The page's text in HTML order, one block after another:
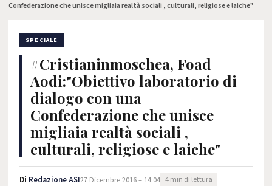
Confederazione che unisce migliaia realtà sociali , culturali, religiose e laiche"
SPECIALE
#Cristianinmoschea, Foad
Aodi:"Obiettivo laboratorio di
dialogo con una
Confederazione che unisce
migliaia realtà sociali ,
culturali, religiose e laiche"
Di Redazione ASI27 Dicembre 2016 – 14:04 4 min di lettura